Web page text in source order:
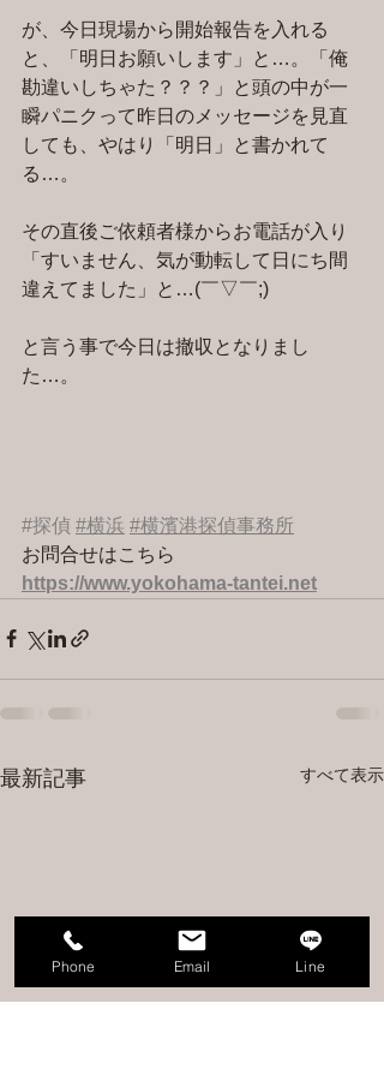
が、今日現場から開始報告を入れる
と、「明日お願いします」と…。「俺
勘違いしちゃた？？？」と頭の中が一
瞬パニクって昨日のメッセージを見直
しても、やはり「明日」と書かれて
る…。
その直後ご依頼者様からお電話が入り
「すいません、気が動転して日にち間
違えてました」と…(￣▽￣;)
と言う事で今日は撤収となりまし
た…。
#探偵 #横浜 #横濱港探偵事務所
お問合せはこちら
https://www.yokohama-tantei.net
最新記事 すべて表示
Phone Email Line